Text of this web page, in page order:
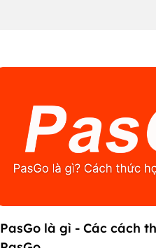
PasGo là gì - Các cách